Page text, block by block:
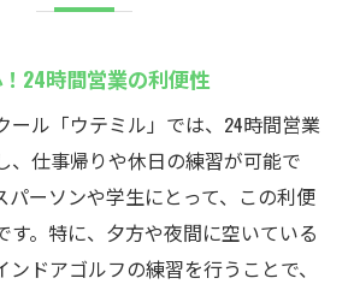
24時間営業の利便性
ール「ウテミル」では、24時間営業
、仕事帰りや休日の練習が可能で
パーソンや学生にとって、この利便
す。特に、夕方や夜間に空いている
ドアゴルフの練習を行うことで、